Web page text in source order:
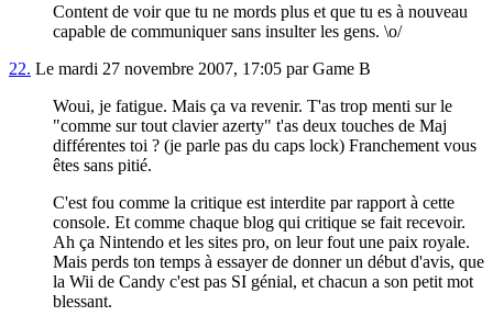
Content de voir que tu ne mords plus et que tu es à nouveau
capable de communiquer sans insulter les gens. \o/
22. Le mardi 27 novembre 2007, 17:05 par Game B
Woui, je fatigue. Mais ça va revenir. T'as trop menti sur le
"comme sur tout clavier azerty" t'as deux touches de Maj
différentes toi ? (je parle pas du caps lock) Franchement vous
êtes sans pitié.
C'est fou comme la critique est interdite par rapport à cette
console. Et comme chaque blog qui critique se fait recevoir.
Ah ça Nintendo et les sites pro, on leur fout une paix royale.
Mais perds ton temps à essayer de donner un début d'avis, que
la Wii de Candy c'est pas SI génial, et chacun a son petit mot
blessant.